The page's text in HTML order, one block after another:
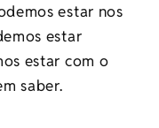
estar nos
estar
estar com o
saber.